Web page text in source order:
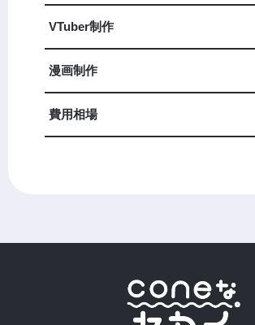
VTuber制作
漫画制作
費用相場